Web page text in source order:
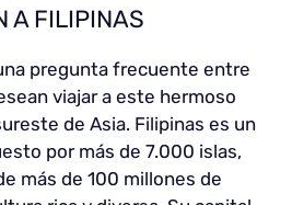
A FILIPINAS
pregunta frecuente entre
viajar a este hermoso
de Asia. Filipinas es un
por más de 7.000 islas,
más de 100 millones de